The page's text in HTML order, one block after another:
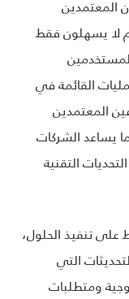
المعتمدين
لا يسهلون فقط
القائمة في
المعتمدين
يساعد الشركات
التقنية
على تنفيذ الحلول،
التي
ومتطلبات